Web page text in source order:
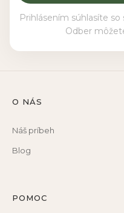
Prihlásením súhlasíte
Odber
O NÁS
Náš príbeh
Blog
POMOC